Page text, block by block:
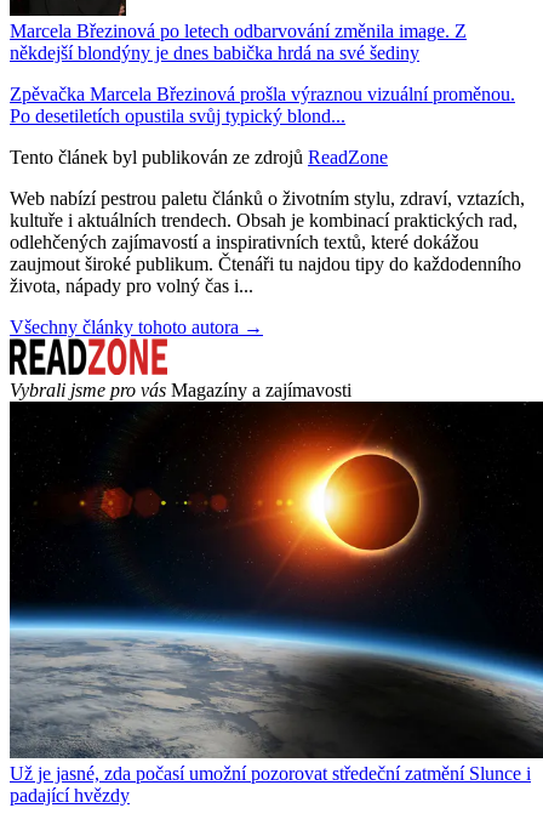
Marcela Březinová po letech odbarvování změnila image. Z
někdejší blondýny je dnes babička hrdá na své šediny
Zpěvačka Marcela Březinová prošla výraznou vizuální proměnou.
Po desetiletích opustila svůj typický blond...
Tento článek byl publikován ze zdrojů ReadZone
Web nabízí pestrou paletu článků o životním stylu, zdraví, vztazích,
kultuře i aktuálních trendech. Obsah je kombinací praktických rad,
odlehčených zajímavostí a inspirativních textů, které dokážou
zaujmout široké publikum. Čtenáři tu najdou tipy do každodenního
života, nápady pro volný čas i...
Všechny články tohoto autora →
Vybrali jsme pro vás Magazíny a zajímavosti
Už je jasné, zda počasí umožní pozorovat středeční zatmění Slunce i
padající hvězdy